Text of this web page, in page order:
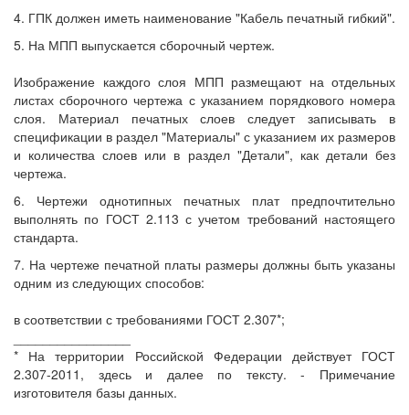
4. ГПК должен иметь наименование "Кабель печатный гибкий".
5. На МПП выпускается сборочный чертеж.
Изображение каждого слоя МПП размещают на отдельных
листах сборочного чертежа с указанием порядкового номера
слоя. Материал печатных слоев следует записывать в
спецификации в раздел "Материалы" с указанием их размеров
и количества слоев или в раздел "Детали", как детали без
чертежа.
6. Чертежи однотипных печатных плат предпочтительно
выполнять по ГОСТ 2.113 с учетом требований настоящего
стандарта.
7. На чертеже печатной платы размеры должны быть указаны
одним из следующих способов:
в соответствии с требованиями ГОСТ 2.307*;
* На территории Российской Федерации действует ГОСТ
2.307-2011, здесь и далее по тексту. - Примечание
изготовителя базы данных.